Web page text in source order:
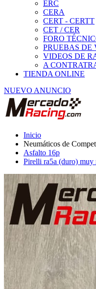
CERT - CERTT
CET / CER
FORO
PRUEBAS DE
VIDEOS DE
A
TIENDA ONLINE
NUEVO ANUNCIO
Neumáticos de
Asfalto 16p
Pirelli ra5a (duro) muy